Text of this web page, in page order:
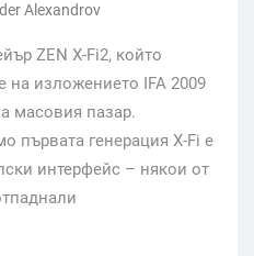
Alexandrov
ZEN X-Fi2, който
на изложението IFA 2009
масовия пазар.
първата генерация X-Fi е
интерфейс – някои от